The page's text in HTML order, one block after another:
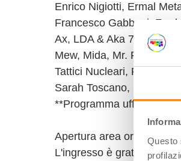
Questo
Enrico Nigiotti, Ermal
Francesco Gabbani, Fred
Ax, LDA & Aka 7even,
Mew, Mida, Mr. Rain,
Tattici Nucleari, Rhove,
Sarah Toscano, Sayf,
**Programma ufficiale e
Apertura area ore 18:00.
L'ingresso è gratuito con